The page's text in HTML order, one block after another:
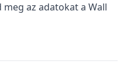
az adatokat a Wall